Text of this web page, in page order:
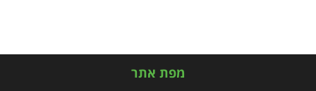
מפת אתר